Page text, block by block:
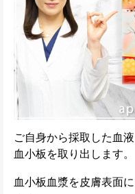
ご自身から採取した血
血小板を取り出します。
血小板血漿を皮膚表面